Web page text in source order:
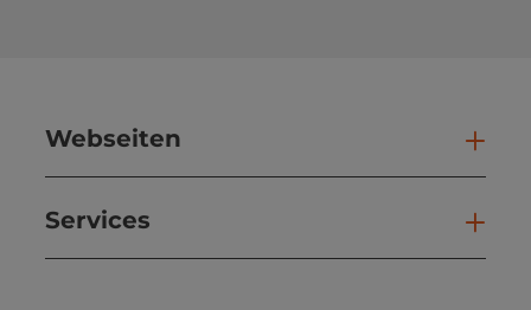
Webseiten
Services